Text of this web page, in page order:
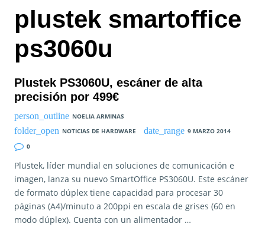
plustek smartoffice
ps3060u
Plustek PS3060U, escáner de alta
precisión por 499€
NOELIA ARMINAS
NOTICIAS DE HARDWARE
9 MARZO 2014
0
Plustek, líder mundial en soluciones de comunicación e
imagen, lanza su nuevo SmartOffice PS3060U. Este escáner
de formato dúplex tiene capacidad para procesar 30
páginas (A4)/minuto a 200ppi en escala de grises (60 en
modo dúplex). Cuenta con un alimentador …